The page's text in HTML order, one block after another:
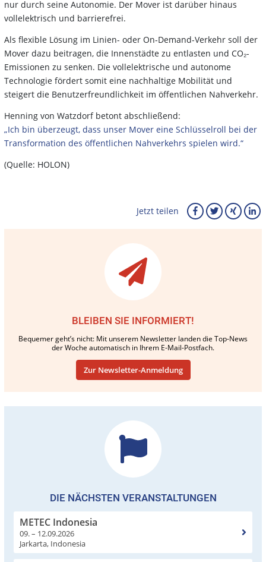
nur durch seine Autonomie. Der Mover ist darüber hinaus
vollelektrisch und barrierefrei.
Als flexible Lösung im Linien- oder On-Demand-Verkehr soll der
Mover dazu beitragen, die Innenstädte zu entlasten und CO₂-
Emissionen zu senken. Die vollelektrische und autonome
Technologie fördert somit eine nachhaltige Mobilität und
steigert die Benutzerfreundlichkeit im öffentlichen Nahverkehr.
Henning von Watzdorf betont abschließend:
„Ich bin überzeugt, dass unser Mover eine Schlüsselroll bei der
Transformation des öffentlichen Nahverkehrs spielen wird.“
(Quelle: HOLON)
Jetzt teilen
BLEIBEN SIE INFORMIERT!
Bequemer geht’s nicht: Mit unserem Newsletter landen die Top-News
der Woche automatisch in Ihrem E-Mail-Postfach.
Zur Newsletter-Anmeldung
DIE NÄCHSTEN VERANSTALTUNGEN
METEC Indonesia
09. – 12.09.2026
Jarkarta, Indonesia